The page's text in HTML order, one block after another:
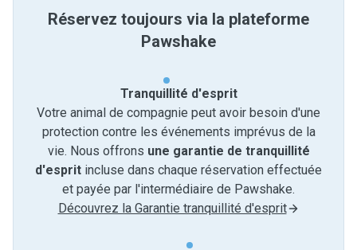
Réservez toujours via la plateforme
Pawshake
Tranquillité d'esprit
Votre animal de compagnie peut avoir besoin d'une
protection contre les événements imprévus de la
vie. Nous offrons une garantie de tranquillité
d'esprit incluse dans chaque réservation effectuée
et payée par l'intermédiaire de Pawshake.
Découvrez la Garantie tranquillité d'esprit